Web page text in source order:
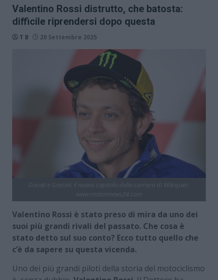
Valentino Rossi distrutto, che batosta:
difficile riprendersi dopo questa
T B 20 Settembre 2025
Valentino Rossi è stato preso di mira da uno dei
suoi più grandi rivali del passato. Che cosa è
stato detto sul suo conto? Ecco tutto quello che
c’è da sapere su questa vicenda.
Uno dei più grandi piloti della storia del motociclismo